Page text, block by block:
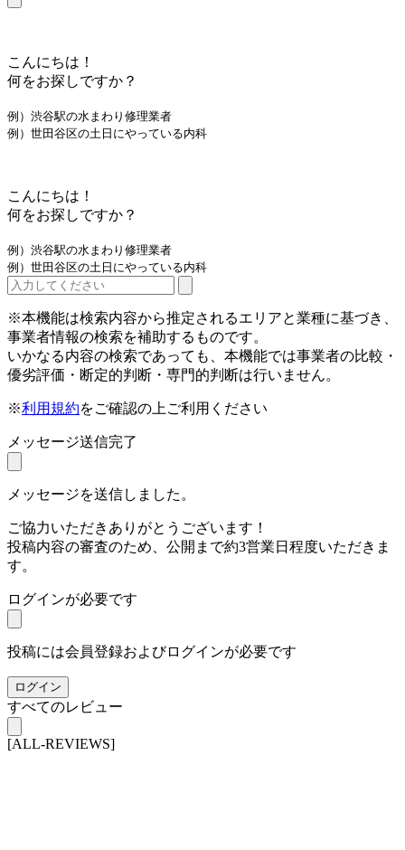
こんにちは！
何をお探しですか？
例）渋谷駅の水まわり修理業者
例）世田谷区の土日にやっている内科
こんにちは！
何をお探しですか？
例）渋谷駅の水まわり修理業者
例）世田谷区の土日にやっている内科
※本機能は検索内容から推定されるエリアと業種に基づき、
事業者情報の検索を補助するものです。
いかなる内容の検索であっても、本機能では事業者の比較・
優劣評価・断定的判断・専門的判断は行いません。
※利用規約をご確認の上ご利用ください
メッセージ送信完了
メッセージを送信しました。
ご協力いただきありがとうございます！
投稿内容の審査のため、公開まで約3営業日程度いただきま
す。
ログインが必要です
投稿には会員登録およびログインが必要です
ログイン
すべてのレビュー
[ALL-REVIEWS]